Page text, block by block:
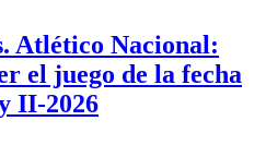
Atlético Nacional:
el juego de la fecha
II-2026